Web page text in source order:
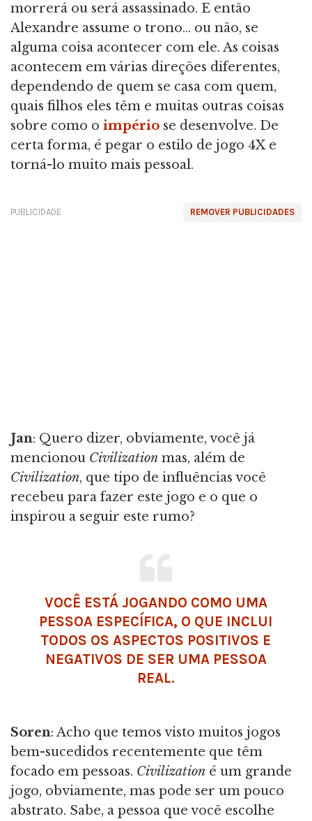
morrerá ou será assassinado. E então
Alexandre assume o trono… ou não, se
alguma coisa acontecer com ele. As coisas
acontecem em várias direções diferentes,
dependendo de quem se casa com quem,
quais filhos eles têm e muitas outras coisas
sobre como o império se desenvolve. De
certa forma, é pegar o estilo de jogo 4X e
torná-lo muito mais pessoal.
REMOVER PUBLICIDADES
PUBLICIDADE
Jan: Quero dizer, obviamente, você já
mencionou Civilization mas, além de
Civilization, que tipo de influências você
recebeu para fazer este jogo e o que o
inspirou a seguir este rumo?
VOCÊ ESTÁ JOGANDO COMO UMA
PESSOA ESPECÍFICA, O QUE INCLUI
TODOS OS ASPECTOS POSITIVOS E
NEGATIVOS DE SER UMA PESSOA
REAL.
Soren: Acho que temos visto muitos jogos
bem-sucedidos recentemente que têm
focado em pessoas. Civilization é um grande
jogo, obviamente, mas pode ser um pouco
abstrato. Sabe, a pessoa que você escolhe